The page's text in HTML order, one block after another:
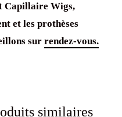
Capillaire Wigs,
et les prothèses
sur rendez-vous.
similaires